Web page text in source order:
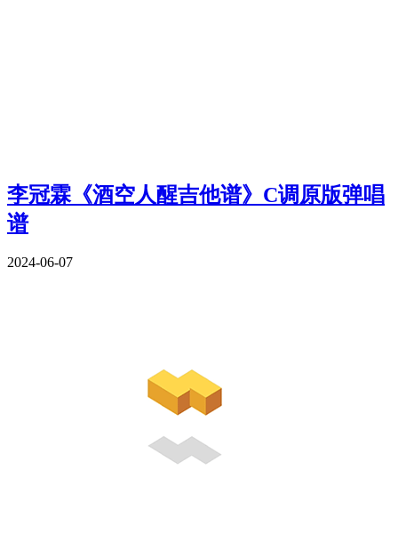
李冠霖《酒空人醒吉他谱》C调原版弹唱
谱
2024-06-07